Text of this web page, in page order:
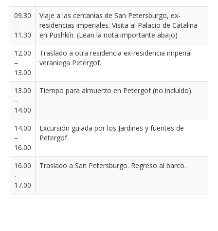
09.30
–
11.30
Viaje a las cercanias de San Petersburgo, ex-
residencias imperiales. Visita al Palacio de Catalina
en Pushkín. (Lean la nota importante abajo)
12.00
–
13.00
Traslado a otra residencia ex-residencia imperial
veraniega Petergof.
13.00
–
14.00
Tiempo para almuerzo en Petergof (no incluido).
14.00
–
16.00
Excursión guiada por los Jardines y fuentes de
Petergof.
16.00
-
17.00
Traslado a San Petersburgo. Regreso al barco.